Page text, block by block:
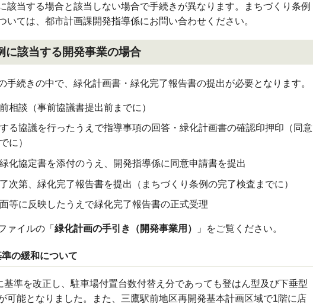
該当する場合と該当しない場合で手続きが異なります。まちづくり条例
いては、都市計画課開発指導係にお問い合わせください。
に該当する開発事業の場合
手続きの中で、緑化計画書・緑化完了報告書の提出が必要となります。
相談（事前協議書提出前までに）
る協議を行ったうえで指導事項の回答・緑化計画書の確認印押印（同意
に）
化協定書を添付のうえ、開発指導係に同意申請書を提出
次第、緑化完了報告書を提出（まちづくり条例の完了検査までに）
等に反映したうえで緑化完了報告書の正式受理
ァイルの「 緑化計画の手引き（開発事業用） 」をご覧ください。
の緩和について
基準を改正し、駐車場付置台数付替え分であっても登はん型及び下垂型
可能となりました。また、三鷹駅前地区再開発基本計画区域で1階に店